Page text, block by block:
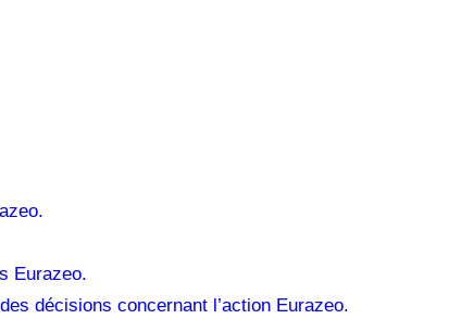
Eurazeo.
décisions concernant l’action Eurazeo.